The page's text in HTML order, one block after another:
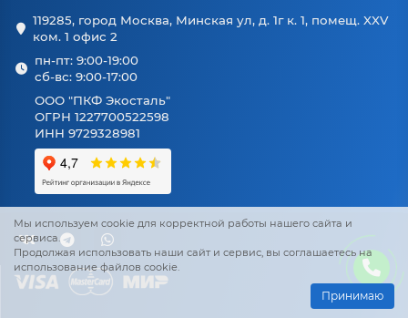
Мы используем cookie для корректной работы нашего сайта и
сервиса.
Продолжая использовать наши сайт и сервис, вы соглашаетесь на
использование файлов cookie.
Принимаю
119285, город Москва, Минская ул, д. 1г к. 1, помещ. XXV
ком. 1 офис 2
пн-пт: 9:00-19:00
сб-вс: 9:00-17:00
ООО "ПКФ Экосталь"
ОГРН 1227700522598
ИНН 9729328981